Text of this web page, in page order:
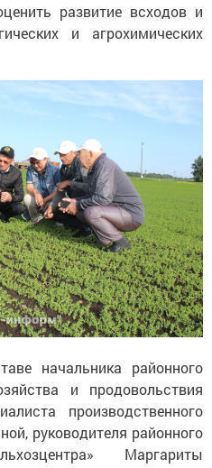
развитие всходов и
и агрохимических
начальника районного
и продовольствия
производственного
руководителя районного
Маргариты